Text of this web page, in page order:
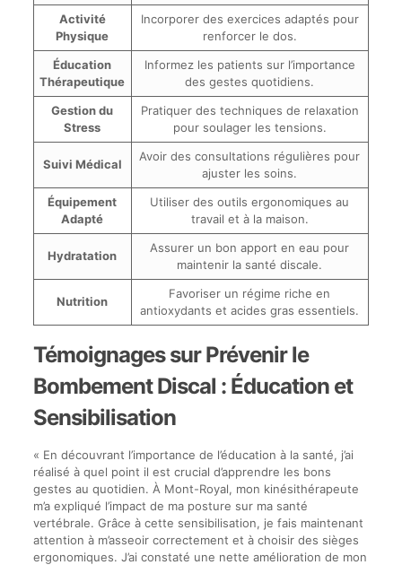
Activité
Physique
Incorporer des exercices adaptés pour
renforcer le dos.
Éducation
Thérapeutique
Informez les patients sur l’importance
des gestes quotidiens.
Gestion du
Stress
Pratiquer des techniques de relaxation
pour soulager les tensions.
Suivi Médical
Avoir des consultations régulières pour
ajuster les soins.
Équipement
Adapté
Utiliser des outils ergonomiques au
travail et à la maison.
Hydratation
Assurer un bon apport en eau pour
maintenir la santé discale.
Nutrition
Favoriser un régime riche en
antioxydants et acides gras essentiels.
Témoignages sur Prévenir le
Bombement Discal : Éducation et
Sensibilisation
« En découvrant l’importance de l’éducation à la santé, j’ai
réalisé à quel point il est crucial d’apprendre les bons
gestes au quotidien. À Mont-Royal, mon kinésithérapeute
m’a expliqué l’impact de ma posture sur ma santé
vertébrale. Grâce à cette sensibilisation, je fais maintenant
attention à m’asseoir correctement et à choisir des sièges
ergonomiques. J’ai constaté une nette amélioration de mon